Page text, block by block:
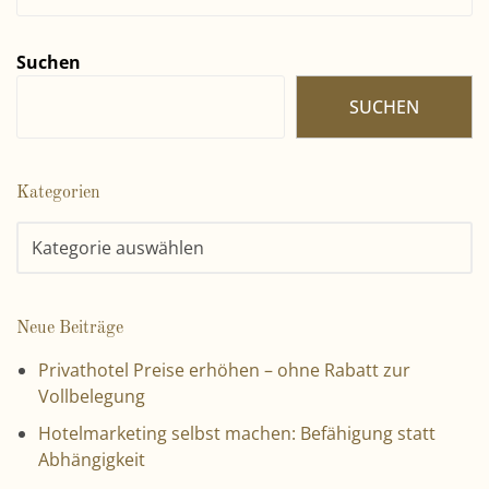
Suchen
SUCHEN
Kategorien
Neue Beiträge
Privathotel Preise erhöhen – ohne Rabatt zur
Vollbelegung
Hotelmarketing selbst machen: Befähigung statt
Abhängigkeit